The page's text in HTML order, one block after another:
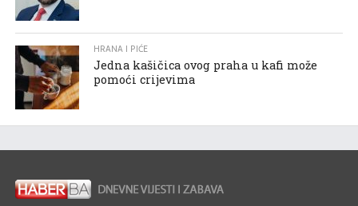
HRANA I PIĆE
Jedna kašičica ovog praha u kafi može
pomoći crijevima